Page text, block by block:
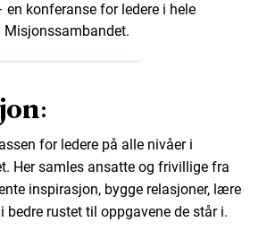
en konferanse for ledere i hele
Misjonssambandet.
for ledere på alle nivåer i
Her samles ansatte og frivillige fra
inspirasjon, bygge relasjoner, lære
bedre rustet til oppgavene de står i.